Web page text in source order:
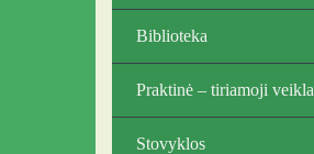
Biblioteka
Praktinė – tiriamoji veikla
Stovyklos